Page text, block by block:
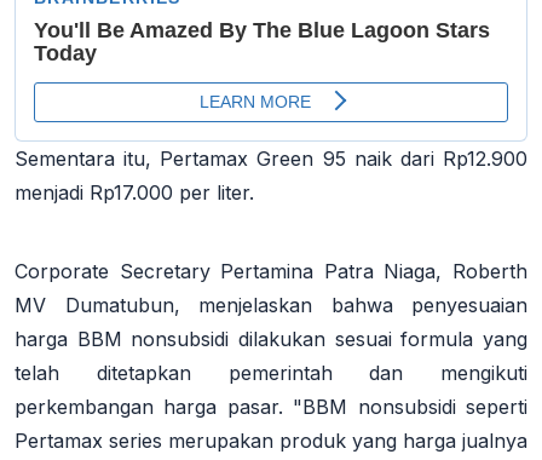
Sementara itu, Pertamax Green 95 naik dari Rp12.900
menjadi Rp17.000 per liter.
Corporate Secretary Pertamina Patra Niaga, Roberth
MV Dumatubun, menjelaskan bahwa penyesuaian
harga BBM nonsubsidi dilakukan sesuai formula yang
telah ditetapkan pemerintah dan mengikuti
perkembangan harga pasar. "BBM nonsubsidi seperti
Pertamax series merupakan produk yang harga jualnya